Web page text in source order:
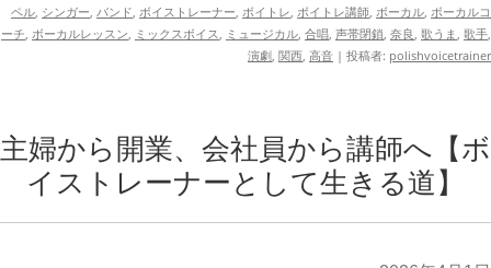
ペル シンガー バンド ボイストレーナー ボイトレ ボイトレ講師 ボーカル ボーカルコ
ーチ ボーカルレッスン ミックスボイス ミュージカル 合唱 声帯閉鎖 奈良 歌うま 歌手
演劇 関西 高音 | 投稿者: polishvoicetrainer
主婦から開業、会社員から講師へ【ボ
イストレーナーとして生きる道】